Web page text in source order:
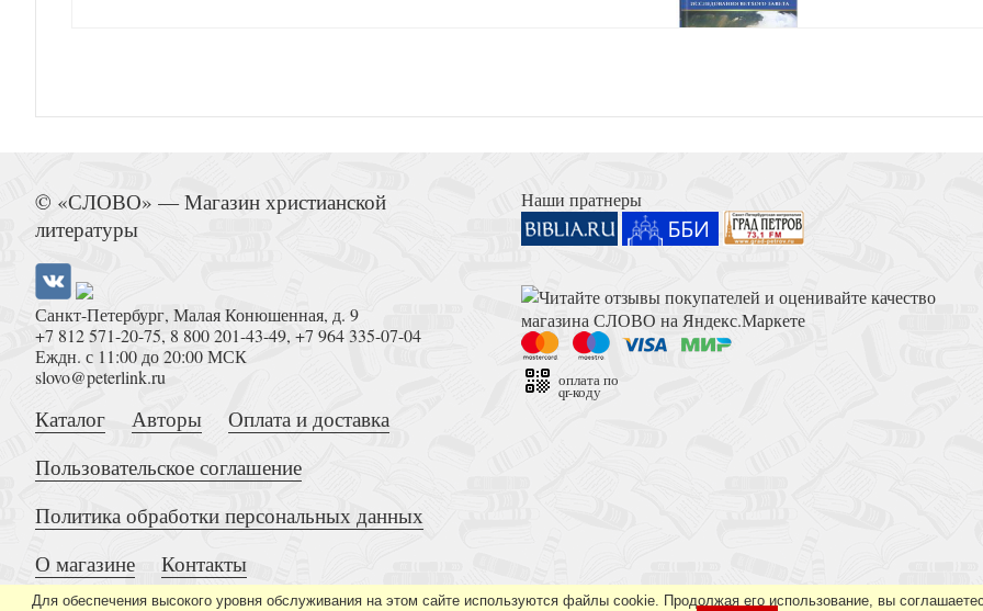
Мандельштам Н. Воспоминания
Книга Иисуса Навина
Достоевский Ф.М. Сила и правда России (2024)
© «СЛОВО» — Магазин христианской
литературы
Санкт-Петербург, Малая Конюшенная, д. 9
+7 812 571-20-75, 8 800 201-43-49, +7 964 335-07-04
Еждн. с 11:00 до 20:00 МСК
slovo@peterlink.ru
Каталог Авторы
Оплата и доставка
Пользовательское соглашение
Политика обработки персональных данных
О магазине
Контакты
Наши пратнеры
оплата по
qr-коду
Для обеспечения высокого уровня обслуживания на этом сайте используются файлы cookie. Продолжая его использование, вы